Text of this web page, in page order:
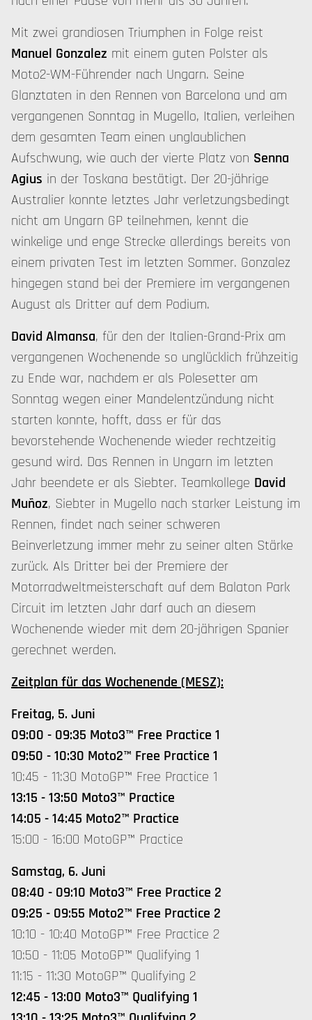
Mit zwei grandiosen Triumphen in Folge reist
Manuel Gonzalez mit einem guten Polster als
Moto2-WM-Führender nach Ungarn. Seine
Glanztaten in den Rennen von Barcelona und am
vergangenen Sonntag in Mugello, Italien, verleihen
dem gesamten Team einen unglaublichen
Aufschwung, wie auch der vierte Platz von Senna
Agius in der Toskana bestätigt. Der 20-jährige
Australier konnte letztes Jahr verletzungsbedingt
nicht am Ungarn GP teilnehmen, kennt die
winkelige und enge Strecke allerdings bereits von
einem privaten Test im letzten Sommer. Gonzalez
hingegen stand bei der Premiere im vergangenen
August als Dritter auf dem Podium.
David Almansa, für den der Italien-Grand-Prix am
vergangenen Wochenende so unglücklich frühzeitig
zu Ende war, nachdem er als Polesetter am
Sonntag wegen einer Mandelentzündung nicht
starten konnte, hofft, dass er für das
bevorstehende Wochenende wieder rechtzeitig
gesund wird. Das Rennen in Ungarn im letzten
Jahr beendete er als Siebter. Teamkollege David
Muñoz, Siebter in Mugello nach starker Leistung im
Rennen, findet nach seiner schweren
Beinverletzung immer mehr zu seiner alten Stärke
zurück. Als Dritter bei der Premiere der
Motorradweltmeisterschaft auf dem Balaton Park
Circuit im letzten Jahr darf auch an diesem
Wochenende wieder mit dem 20-jährigen Spanier
gerechnet werden.
Zeitplan für das Wochenende (MESZ):
Freitag, 5. Juni
09:00 - 09:35 Moto3™ Free Practice 1
09:50 - 10:30 Moto2™ Free Practice 1
10:45 - 11:30 MotoGP™ Free Practice 1
13:15 - 13:50 Moto3™ Practice
14:05 - 14:45 Moto2™ Practice
15:00 - 16:00 MotoGP™ Practice
Samstag, 6. Juni
08:40 - 09:10 Moto3™ Free Practice 2
09:25 - 09:55 Moto2™ Free Practice 2
10:10 - 10:40 MotoGP™ Free Practice 2
10:50 - 11:05 MotoGP™ Qualifying 1
11:15 - 11:30 MotoGP™ Qualifying 2
12:45 - 13:00 Moto3™ Qualifying 1